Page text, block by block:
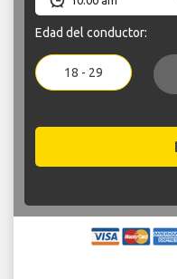
Edad del conductor:
18 - 29